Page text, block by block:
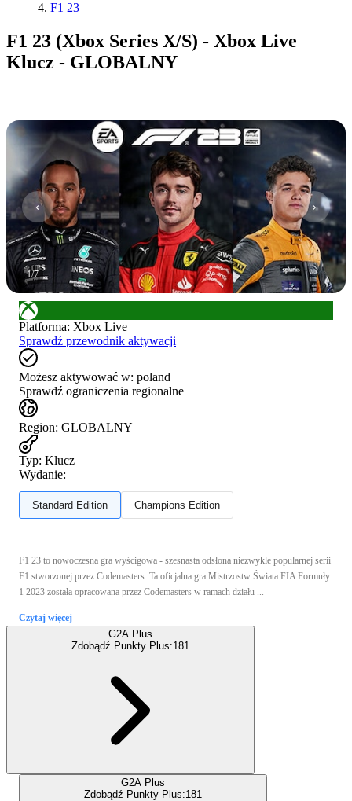
F1 23
F1 23 (Xbox Series X/S) - Xbox Live
Klucz - GLOBALNY
1/7
Platforma: Xbox Live
Sprawdź przewodnik aktywacji
Możesz aktywować w: poland
Sprawdź ograniczenia regionalne
Region: GLOBALNY
Typ: Klucz
Wydanie:
Standard Edition Champions Edition
F1 23 to nowoczesna gra wyścigowa - szesnasta odsłona niezwykle popularnej serii
F1 stworzonej przez Codemasters. Ta oficjalna gra Mistrzostw Świata FIA Formuły
1 2023 została opracowana przez Codemasters w ramach działu ...
Czytaj więcej
G2A Plus
Zdobądź Punkty Plus:181
G2A Plus
Zdobądź Punkty Plus:181